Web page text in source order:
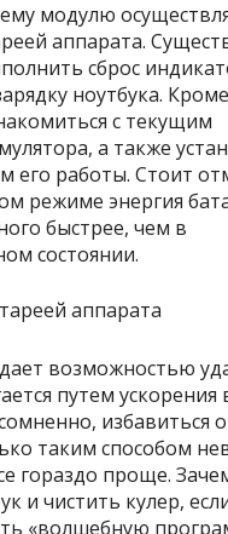
модулю
аппарата.
сброс
ноутбука.
с текущим
а также
его работы. Стоит
режиме энергия
быстрее, чем в
состоянии.
возможностью
путем
избавиться
таким способом
гораздо проще.
и чистить кулер,
«волшебную